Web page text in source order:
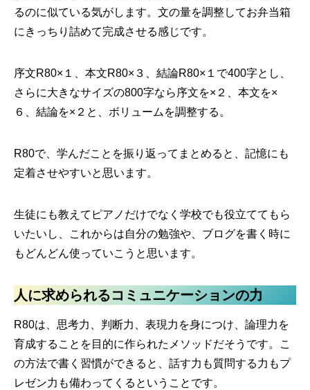
るのに似ている気がします。文の量を調整してお弁当箱
にきっちり詰めて完成させる感じです。
序文R80×１、本文R80×３、結論R80×１で400字とし、
さらに大きなサイズの800字なら序文を×２、本文を×
６、結論を×２と、ボリュームを調整する。
R80で、学んだことを振り返ってまとめると、記憶にも
定着させやすいと思います。
生徒にも教えてピアノだけでなく学校でも役立ててもら
いたいし、これからは自分の勉強や、ブログを書く時に
もどんどん使っていこうと思います。
人に求められるコミュニケーションの力
R80は、思考力、判断力、表現力を身につけ、論理力を
育成することを目的に作られたメソッドだそうです。こ
の方法で書く習慣ができると、話す力も質問する力もプ
レゼン力も備わってくるということです。